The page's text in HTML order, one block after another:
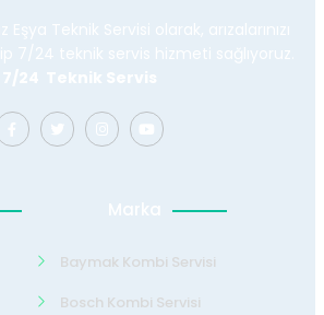
Teknik Servisi olarak, arızalarınızı
7/24 teknik servis hizmeti sağlıyoruz.
7/24 Teknik Servis
Marka
Baymak Kombi Servisi
Bosch Kombi Servisi